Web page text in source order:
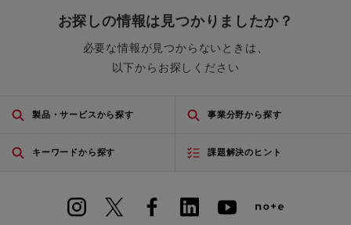
お探しの情報は見つかりましたか？
必要な情報が見つからないときは、
以下からお探しください
製品・サービスから探す 事業分野から探す
キーワードから探す 課題解決のヒント